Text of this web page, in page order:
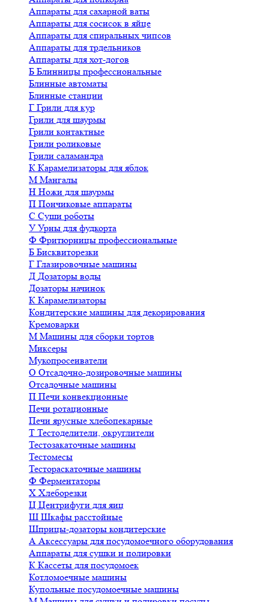
Аппараты для сахарной ваты
Аппараты для сосисок в яйце
Аппараты для спиральных чипсов
Аппараты для трдельников
Аппараты для хот-догов
Б Блинницы профессиональные
Блинные автоматы
Блинные станции
Г Грили для кур
Грили для шаурмы
Грили контактные
Грили роликовые
Грили саламандра
К Карамелизаторы для яблок
М Мангалы
Н Ножи для шаурмы
П Пончиковые аппараты
С Суши роботы
У Урны для фудкорта
Ф Фритюрницы профессиональные
Б Бисквиторезки
Г Глазировочные машины
Д Дозаторы воды
Дозаторы начинок
К Карамелизаторы
Кондитерские машины для декорирования
Кремоварки
М Машины для сборки тортов
Миксеры
Мукопросеиватели
О Отсадочно-дозировочные машины
Отсадочные машины
П Печи конвекционные
Печи ротационные
Печи ярусные хлебопекарные
Т Тестоделители, округлители
Тестозакаточные машины
Тестомесы
Тестораскаточные машины
Ф Ферментаторы
Х Хлеборезки
Ц Центрифуги для яиц
Ш Шкафы расстойные
Шприцы-дозаторы кондитерские
А Аксессуары для посудомоечного оборудования
Аппараты для сушки и полировки
К Кассеты для посудомоек
Котломоечные машины
Купольные посудомоечные машины